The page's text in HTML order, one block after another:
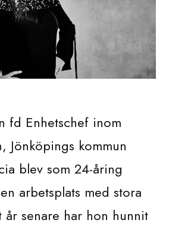
fd Enhetschef inom
Jönköpings kommun
blev som 24-åring
arbetsplats med stora
år senare har hon hunnit